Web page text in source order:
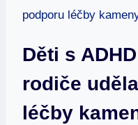
Děti s
rodiče
léčby